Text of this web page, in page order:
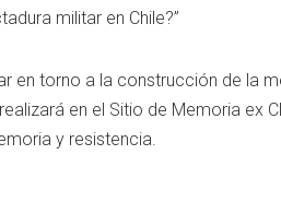
militar en Chile?”
en torno a la construcción de la
en el Sitio de Memoria ex
y resistencia.